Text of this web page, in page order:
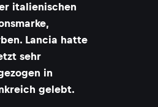
italienischen
Lancia hatte
sehr
in
gelebt.